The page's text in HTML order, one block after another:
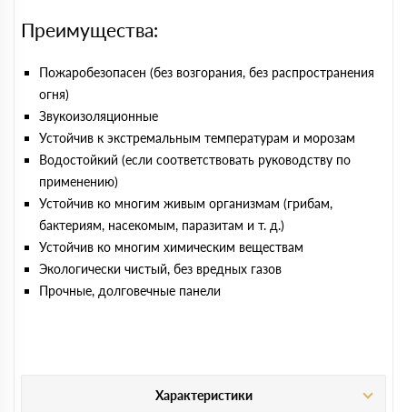
Преимущества:
Пожаробезопасен (без возгорания, без распространения
огня)
Звукоизоляционные
Устойчив к экстремальным температурам и морозам
Водостойкий (если соответствовать руководству по
применению)
Устойчив ко многим живым организмам (грибам,
бактериям, насекомым, паразитам и т. д.)
Устойчив ко многим химическим веществам
Экологически чистый, без вредных газов
Прочные, долговечные панели
Характеристики